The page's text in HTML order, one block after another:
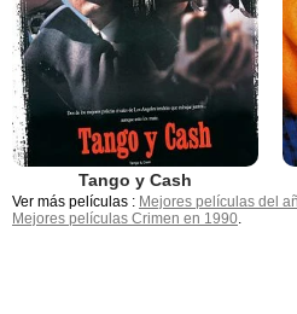
Tango y Cash
Ver más películas : Mejores películas del
Mejores películas Crimen en 1990.